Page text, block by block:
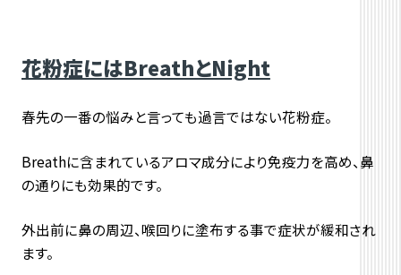
花粉症にはBreathとNight
春先の一番の悩みと言っても過言ではない花粉症。
Breathに含まれているアロマ成分により免疫力を高め、鼻
の通りにも効果的です。
外出前に鼻の周辺、喉回りに塗布する事で症状が緩和され
ます。